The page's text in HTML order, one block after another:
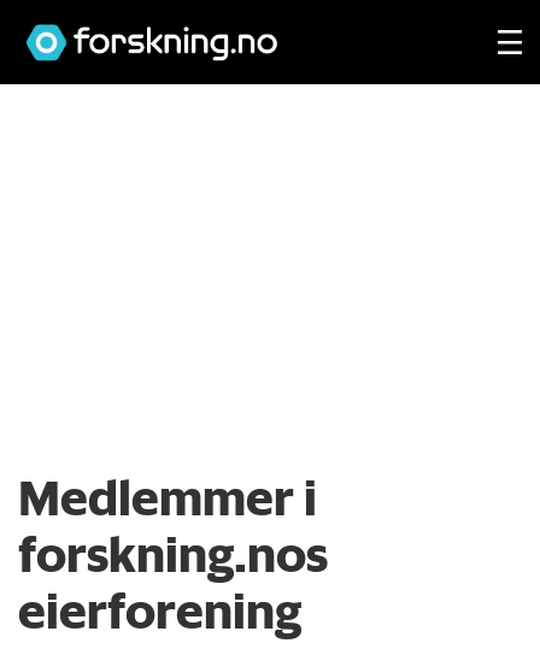
Medlemmer i
forskning.nos
eierforening